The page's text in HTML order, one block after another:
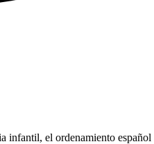
el ordenamiento